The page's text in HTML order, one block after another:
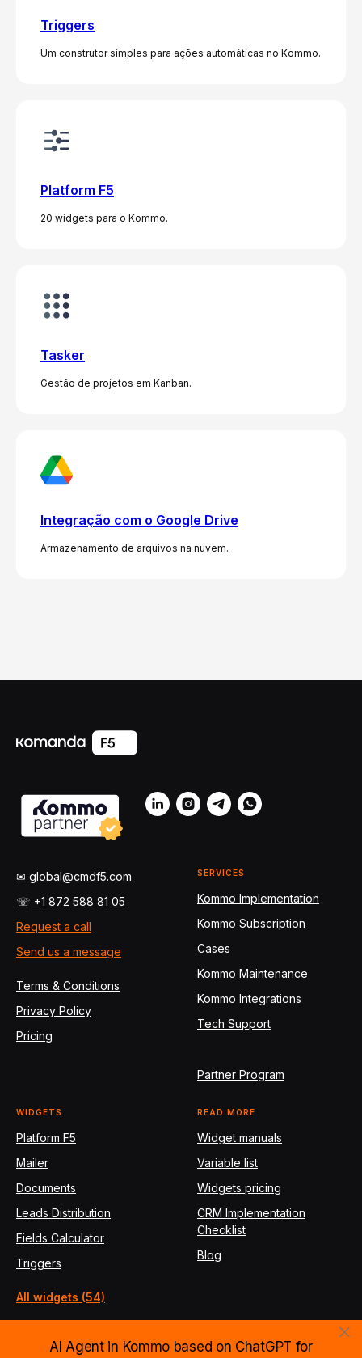
Triggers
Um construtor simples para ações automáticas no Kommo.
Platform F5
20 widgets para o Kommo.
Tasker
Gestão de projetos em Kanban.
Integração com o Google Drive
Armazenamento de arquivos na nuvem.
✉ global@cmdf5.com
☏ +1 872 588 81 05
Request a call
Send us a message
Terms & Conditions
Privacy Policy
Pricing
SERVICES
Kommo Implementation
Kommo Subscription
Cases
Kommo Maintenance
Kommo Integrations
Tech Support
Partner Program
WIDGETS
Platform F5
Mailer
Documents
Leads Distribution
Fields Calculator
Triggers
All widgets (54)
READ MORE
Widget manuals
Variable list
Widgets pricing
CRM Implementation
Checklist
Blog
AI Agent in Kommo based on ChatGPT for